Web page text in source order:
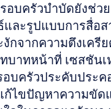
อบครัวบำบัดยังช่ว
ละรูปแบบการสื่อส
กจากความตึงเครี
บาทหน้าที่ เซสชัน
บครัวประคับประค
ก้ไขปัญหาความขัด